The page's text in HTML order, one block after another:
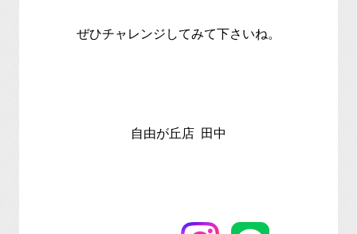
ぜひチャレンジしてみて下さいね。
自由が丘店 田中